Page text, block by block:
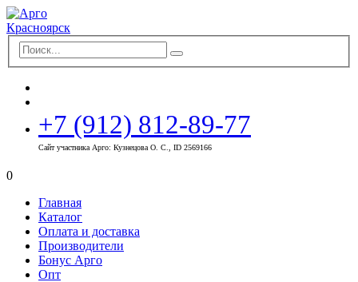
+7 (912) 812-89-77
Сайт участника Арго: Кузнецова О. С., ID 2569166
0
Главная
Каталог
Оплата и доставка
Производители
Бонус Арго
Опт